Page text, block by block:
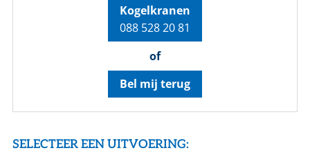
Kogelkranen
088 528 20 81
of
Bel mij terug
SELECTEER EEN UITVOERING: